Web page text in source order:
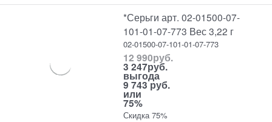
*Серьги арт. 02-01500-07-
101-01-07-773 Вес 3,22 г
02-01500-07-101-01-07-773
12 990руб.
3 247руб.
выгода
9 743 руб.
или
75%
Скидка 75%